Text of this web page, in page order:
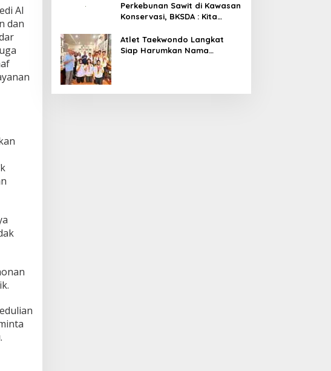
Al
dan
Perkebunan Sawit di Kawasan
Konservasi, BKSDA : Kita
Atlet Taekwondo Langkat
Siap Harumkan Nama